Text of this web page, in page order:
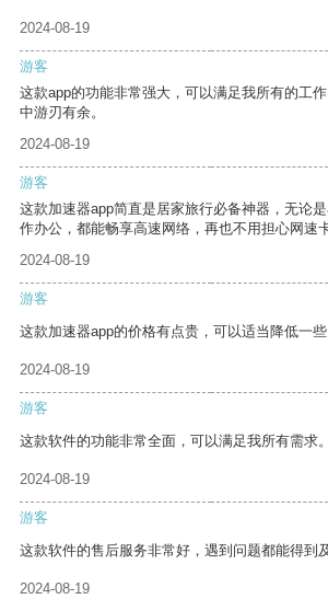
2024-08-19
游客
这款app的功能非常强大，可以满足我所有的工
中游刃有余。
2024-08-19
游客
这款加速器app简直是居家旅行必备神器，无论
作办公，都能畅享高速网络，再也不用担心网速
2024-08-19
游客
这款加速器app的价格有点贵，可以适当降低一些
2024-08-19
游客
这款软件的功能非常全面，可以满足我所有需求。
2024-08-19
游客
这款软件的售后服务非常好，遇到问题都能得到
2024-08-19